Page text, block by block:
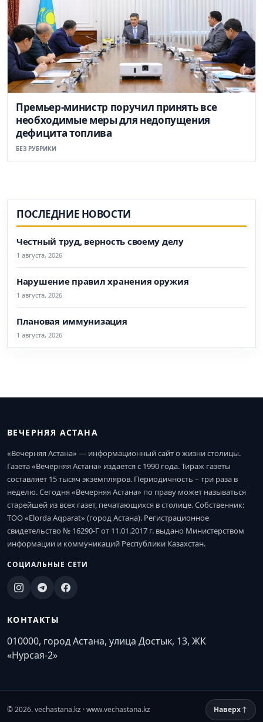
Премьер-министр поручил принять все
необходимые меры для недопущения
дефицита топлива
БЕЗ РУБРИКИ
ПОСЛЕДНИЕ НОВОСТИ
Честный труд, верность своему делу
1 августа, 2026
Нарушение правил хранения оружия
1 августа, 2026
Плановая иммунизация
1 августа, 2026
ВЕЧЕРНЯЯ АСТАНА
«Вечерняя Астана» — информационный сайт о жизни столицы.
Газета «Вечерняя Астана» издается с 1990 года. Тираж газеты
составляет 15 тысяч экземпляров. Периодичность – три раза в
неделю. Сегодня «Вечерняя Астана» по праву может называться
старейшей из всех газет, печатающихся в столице. Собственник:
ТОО «Elorda Aqparat» (город Астана). Регистрационное
свидетельство № 16290-Г от 11.01.2017 г. выдано Министерством
информации и коммуникаций Республики Казахстан.
СОЦИАЛЬНЫЕ СЕТИ
КОНТАКТЫ
010000, город Астана, улица Достык, 13, ЖК
«Нурсая-2»
© 2026. vechastana.kz · www.vechastana.kz Наверх